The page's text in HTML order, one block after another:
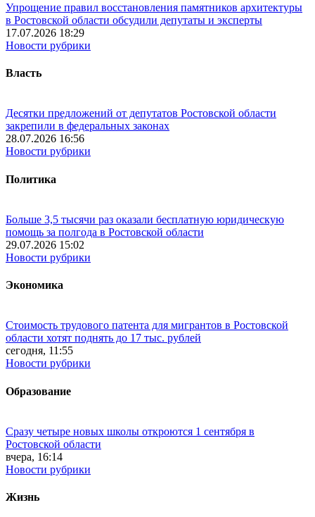
Упрощение правил восстановления памятников архитектуры
в Ростовской области обсудили депутаты и эксперты
17.07.2026 18:29
Новости рубрики
Власть
Десятки предложений от депутатов Ростовской области
закрепили в федеральных законах
28.07.2026 16:56
Новости рубрики
Политика
Больше 3,5 тысячи раз оказали бесплатную юридическую
помощь за полгода в Ростовской области
29.07.2026 15:02
Новости рубрики
Экономика
Стоимость трудового патента для мигрантов в Ростовской
области хотят поднять до 17 тыс. рублей
сегодня, 11:55
Новости рубрики
Образование
Сразу четыре новых школы откроются 1 сентября в
Ростовской области
вчера, 16:14
Новости рубрики
Жизнь